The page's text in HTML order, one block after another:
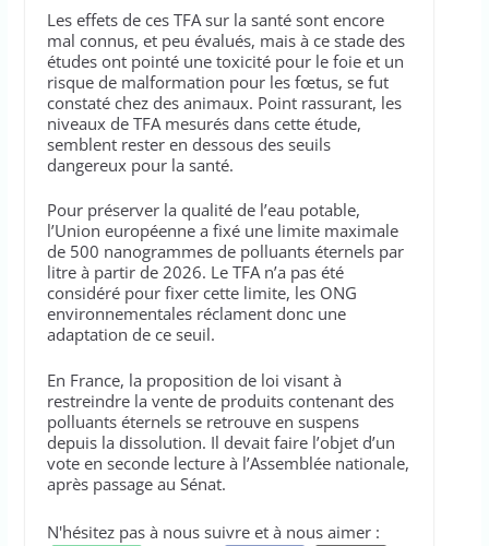
Les effets de ces TFA sur la santé sont encore
mal connus, et peu évalués, mais à ce stade des
études ont pointé une toxicité pour le foie et un
risque de malformation pour les fœtus, se fut
constaté chez des animaux. Point rassurant, les
niveaux de TFA mesurés dans cette étude,
semblent rester en dessous des seuils
dangereux pour la santé.
Pour préserver la qualité de l’eau potable,
l’Union européenne a fixé une limite maximale
de 500 nanogrammes de polluants éternels par
litre à partir de 2026. Le TFA n’a pas été
considéré pour fixer cette limite, les ONG
environnementales réclament donc une
adaptation de ce seuil.
En France, la proposition de loi visant à
restreindre la vente de produits contenant des
polluants éternels se retrouve en suspens
depuis la dissolution. Il devait faire l’objet d’un
vote en seconde lecture à l’Assemblée nationale,
après passage au Sénat.
N'hésitez pas à nous suivre et à nous aimer :